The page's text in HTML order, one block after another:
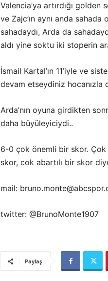
Valencia’ya artırdığı
ve Zajc’ın aynı anda
sahadaydı, Arda da
aldı yine soktu iki stoperin
İsmail Kartal’ın 11’iyle ve
devam etseydiniz hocanızla
Arda’nın oyuna girdikten
daha büyüleyiciydi..
6-0 çok önemli bir skor. Çok
skor, cok abartılı bir skor
mail:
twitter: @BrunoMonte1907
Paylaş